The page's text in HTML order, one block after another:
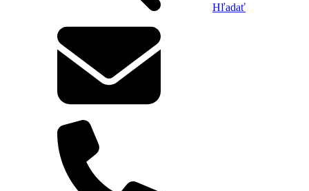
Hľadať